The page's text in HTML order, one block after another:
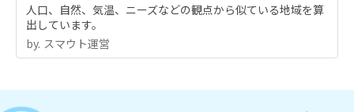
人口、自然、気温、ニーズなどの観点から似ている地域を算
出しています。
by.︎ スマウト運営